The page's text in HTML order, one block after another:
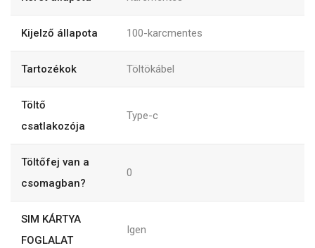
Kijelző állapota 100-karcmentes
Tartozékok Töltökábel
Töltő
csatlakozója
Type-c
Töltőfej van a
csomagban?
0
SIM KÁRTYA
FOGLALAT
Igen